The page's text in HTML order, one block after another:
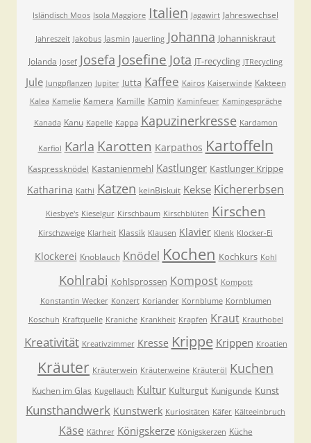
Isländisch Moos Isola Maggiore Italien Jagawirt Jahreswechsel
Jahreszeit Jakobus Jasmin Jauerling Johanna Johanniskraut
Jolanda Josef Josefa Josefine Jota JT-recycling JTRecycling
Jule Jungpflanzen Jupiter Jutta Kaffee Kairos Kaiserwinde Kakteen
Kalea Kamelie Kamera Kamille Kamin Kaminfeuer Kamingespräche
Kanada Kanu Kapelle Kappa Kapuzinerkresse Kardamon
Karfiol Karla Karotten Karpathos Kartoffeln
Kaspressknödel Kastanienmehl Kastlunger Kastlunger Krippe
Katharina Kathi Katzen keinBiskuit Kekse Kichererbsen
Kiesbye's Kieselgur Kirschbaum Kirschblüten Kirschen
Kirschzweige Klarheit Klassik Klausen Klavier Klenk Klocker-Ei
Klockerei Knoblauch Knödel Kochen Kochkurs Kohl
Kohlrabi Kohlsprossen Kompost Kompott
Konstantin Wecker Konzert Koriander Kornblume Kornblumen
Koschuh Kraftquelle Kraniche Krankheit Krapfen Kraut Krauthobel
Kreativität Kreativzimmer Kresse Krippe Krippen Kroatien
Kräuter Kräuterwein Kräuterweine Kräuteröl Kuchen
Kuchen im Glas Kugellauch Kultur Kulturgut Kunigunde Kunst
Kunsthandwerk Kunstwerk Kuriositäten Käfer Kälteeinbruch
Käse Käthrer Königskerze Königskerzen Küche